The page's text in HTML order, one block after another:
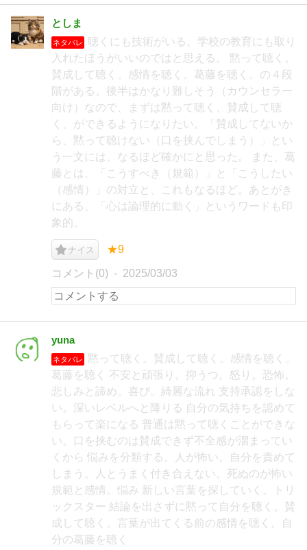
としま
ネタバレ
聴くにも技術がいる。学校の教育にも取り
入れたほうがいいのではと思える。 黙って聴く。
賛成して聴く。感情を聴く。葛藤を聴く。の４段
階がある。後半はかなり難しそう（カウンセラー
向け）なので、まずは黙って聴く、賛成して聴
く、ができるようになりたい。「賛成してないか
ら、黙って聴けない（口を挟んでしまう）」とい
う一文には、なるほど確かにと思った。 また、葛
藤とは、「こうすべき（規範）」と「こうしたい
（感情）」の対立と、これもなるほど。あとがき
にある、「心は論理的に動く」というワードも印
象的。
ナイス ★9
コメント(0) 2025/03/03
yuna
ネタバレ
黙って聴く。賛成して聴く。感情を聴く。
葛藤を聴く 不安と頑張り。抑うつ。怒り。恐怖。
悲しみと諦め。喜び。綺麗な流れ 支持承認をしな
い。深いレベルへと降りる 自分の気持ちを認めて
もらって楽になる 普通は黙って聴くことができな
い。口を挟むのは賛成できず不全感が溜まってい
くから 悩みを分類する。人が怖い。自分を責めて
しまう。人とうまく付き合えない。死ぬのが怖い
規範と感情。悩み 新しい言葉を探していく。トリ
ックスター 結論を出さずに黙って自分を聴く。賛
成して聴く。言葉が出てくる前の感情を聴く。自
分の葛藤を聴く